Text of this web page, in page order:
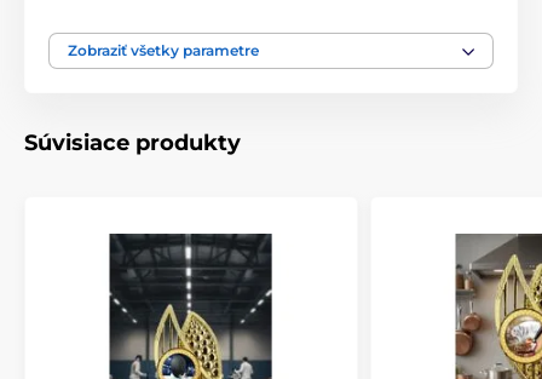
Motív Karate
Spôsob personalizácie Potlač emblému
Zobraziť všetky parametre
Súvisiace produkty